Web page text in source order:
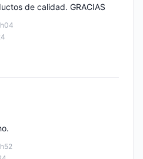
de calidad. GRACIAS